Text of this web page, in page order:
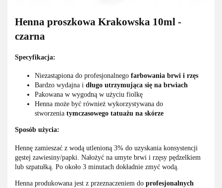
Henna proszkowa Krakowska 10ml -
czarna
Specyfikacja:
Niezastąpiona do profesjonalnego farbowania brwi i rzęs
Bardzo wydajna i długo utrzymująca się na brwiach
Pakowana w wygodną w użyciu fiolkę
Henna może być również wykorzystywana do
stworzenia tymczasowego tatuażu na skórze
Sposób użycia:
Hennę zamieszać z wodą utlenioną 3% do uzyskania konsystencji
gęstej zawiesiny/papki. Nałożyć na umyte brwi i rzęsy pędzelkiem
lub szpatułką. Po około 3 minutach dokładnie zmyć wodą.
Henna produkowana jest z przeznaczeniem do profesjonalnych